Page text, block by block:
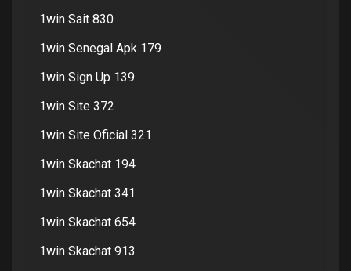
1win Sait 830
1win Senegal Apk 179
1win Sign Up 139
1win Site 372
1win Site Oficial 321
1win Skachat 194
1win Skachat 341
1win Skachat 654
1win Skachat 913